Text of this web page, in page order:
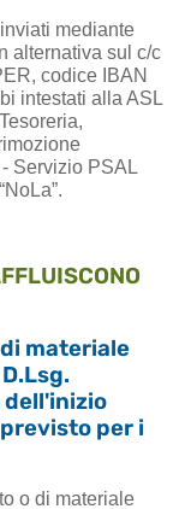
mediante
alternativa sul c/c
codice IBAN
intestati alla ASL
Servizio PSAL
materiale
dell'inizio
per i
o di materiale